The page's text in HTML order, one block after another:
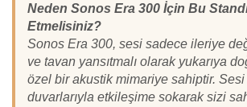
Neden Sonos Era 300 İçin Bu
Etmelisiniz?
Sonos Era 300, sesi sadece ileriye
ve tavan yansıtmalı olarak yukarıya
özel bir akustik mimariye sahiptir. Sesi
duvarlarıyla etkileşime sokarak sizi